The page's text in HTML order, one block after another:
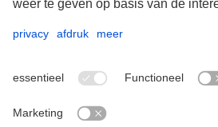
Bescherming van de gegevens
Algemene verkoop- en